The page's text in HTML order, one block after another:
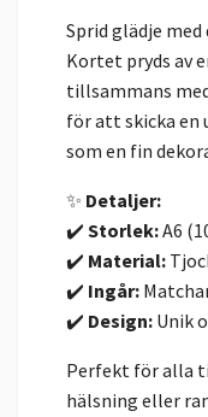
Sprid glädje
Kortet pryds av
tillsammans
för att skicka en
som en fin
✨ Detaljer:
✔️ Storlek:A6
✔️ Material:
✔️ Ingår:
✔️ Design: Unik
Perfekt för alla
hälsning eller